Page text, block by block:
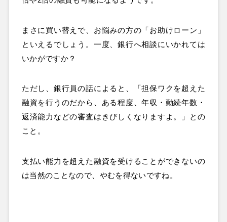
まさに買い替えで、お悩みの方の「お助けローン」
といえるでしょう。一度、銀行へ相談にいかれては
いかがですか？
ただし、銀行員の話によると、「担保ワクを超えた
融資を行うのだから、ある程度、年収・勤続年数・
返済能力などの審査はきびしくなりますよ。」との
こと。
支払い能力を超えた融資を受けることができないの
は当然のことなので、やむを得ないですね。